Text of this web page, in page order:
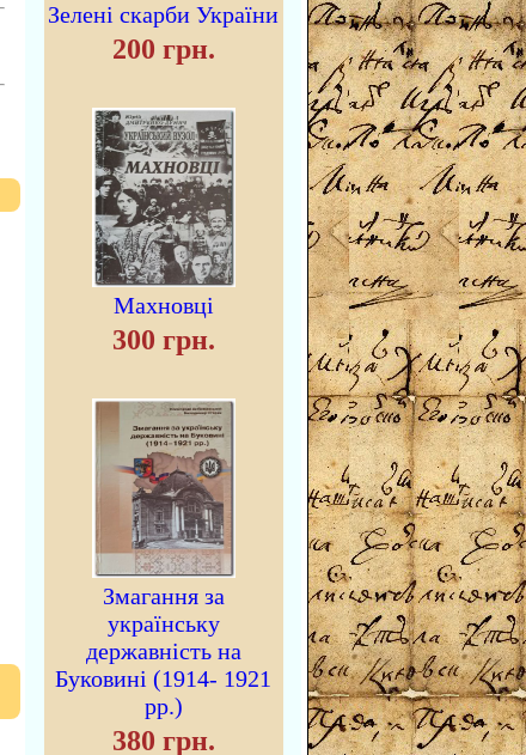
Зелені скарби України
200 грн.
Махновці
300 грн.
Змагання за
українську
державність на
Буковині (1914- 1921
рр.)
380 грн.